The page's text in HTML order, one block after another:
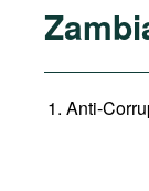
Anti-